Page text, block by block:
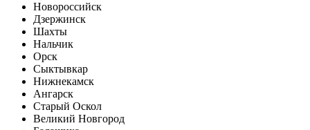
Новороссийск
Дзержинск
Шахты
Нальчик
Орск
Сыктывкар
Нижнекамск
Ангарск
Старый Оскол
Великий Новгород